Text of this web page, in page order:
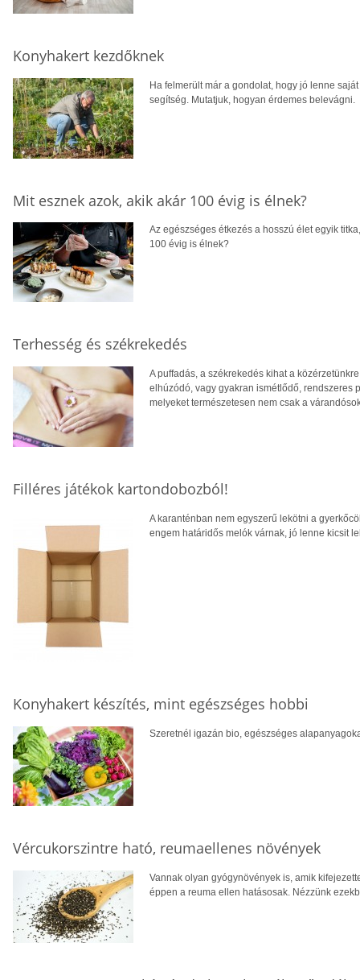
Konyhakert kezdőknek
Ha felmerült már a gondolat, hogy jó lenne
segítség. Mutatjuk, hogyan érdemes belevágni.
Mit esznek azok, akik akár 100 évig is élnek?
Az egészséges étkezés a hosszú élet egyik
100 évig is élnek?
Terhesség és székrekedés
A puffadás, a székrekedés kihat a
elhúzódó, vagy gyakran ismétlődő, rendszeres
melyeket természetesen nem csak a
Filléres játékok kartondobozból!
A karanténban nem egyszerű lekötni a
engem határidős melók várnak, jó lenne kicsit
Konyhakert készítés, mint egészséges hobbi
Szeretnél igazán bio, egészséges
Vércukorszintre ható, reumaellenes növények
Vannak olyan gyógynövények is, amik
éppen a reuma ellen hatásosak. Nézzünk